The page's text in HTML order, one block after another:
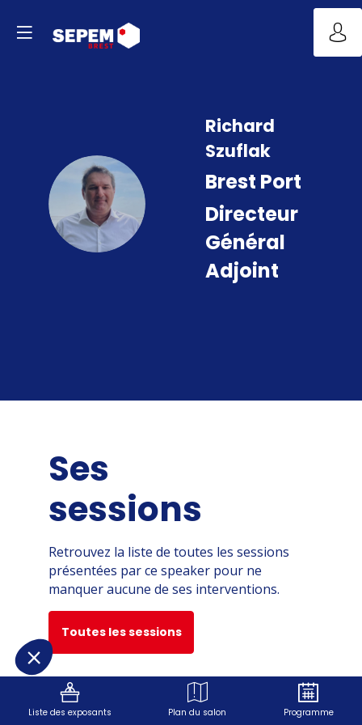
RS
Richard
Szuflak
Brest Port
Directeur
Général
Adjoint
Ses
sessions
Retrouvez la liste de toutes les sessions
présentées par ce speaker pour ne
manquer aucune de ses interventions.
Toutes les sessions
Liste des exposants Plan du salon Programme